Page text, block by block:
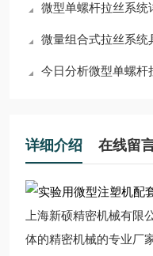
微型单螺杆拉丝系统
微量组合式拉丝系统
今日分析微型单螺杆
详细介绍 在线留
上海新硕精密机械有限
体的精密机械的专业厂